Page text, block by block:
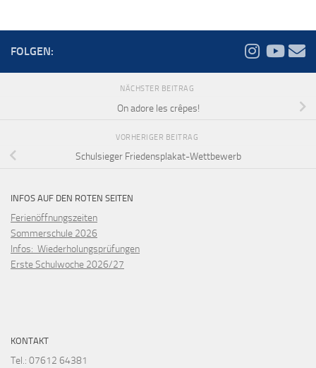
FOLGEN:
NÄCHSTER BEITRAG
On adore les crêpes!
VORHERIGER BEITRAG
Schulsieger Friedensplakat-Wettbewerb
INFOS AUF DEN ROTEN SEITEN
Ferienöffnungszeiten
Sommerschule 2026
Infos: Wiederholungsprüfungen
Erste Schulwoche 2026/27
KONTAKT
Tel.: 07612 64381